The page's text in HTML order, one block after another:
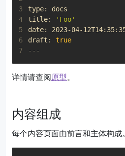
3
4
title:
'Foo'
5
6
draft: true
7
详情请查阅原型。
内容组成
每个内容页面由前言和主体构成。